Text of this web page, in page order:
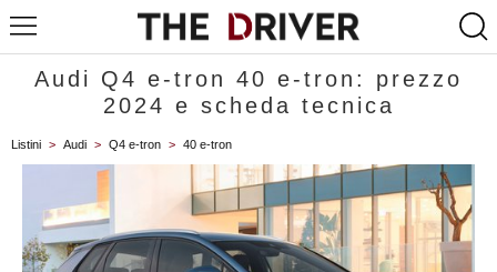
Audi Q4 e-tron 40 e-tron: prezzo
2024 e scheda tecnica
Listini > Audi > Q4 e-tron > 40 e-tron